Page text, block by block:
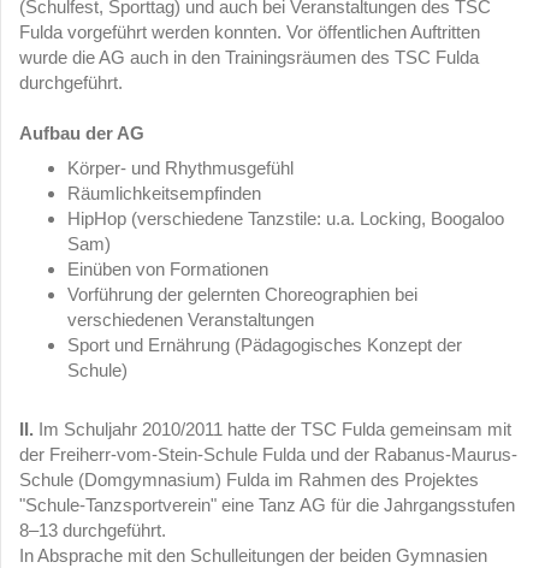
(Schulfest, Sporttag) und auch bei Veranstaltungen des TSC
Fulda vorgeführt werden konnten. Vor öffentlichen Auftritten
wurde die AG auch in den Trainingsräumen des TSC Fulda
durchgeführt.
Aufbau der AG
Körper- und Rhythmusgefühl
Räumlichkeitsempfinden
HipHop (verschiedene Tanzstile: u.a. Locking, Boogaloo
Sam)
Einüben von Formationen
Vorführung der gelernten Choreographien bei
verschiedenen Veranstaltungen
Sport und Ernährung (Pädagogisches Konzept der
Schule)
II. Im Schuljahr 2010/2011 hatte der TSC Fulda gemeinsam mit
der Freiherr-vom-Stein-Schule Fulda und der Rabanus-Maurus-
Schule (Domgymnasium) Fulda im Rahmen des Projektes
"Schule-Tanzsportverein" eine Tanz AG für die Jahrgangsstufen
8–13 durchgeführt.
In Absprache mit den Schulleitungen der beiden Gymnasien